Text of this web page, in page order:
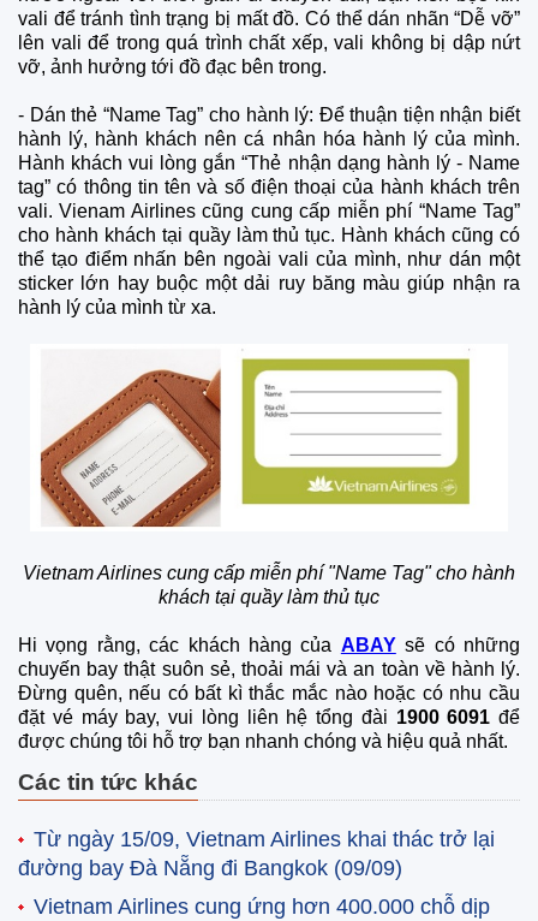
vali để tránh tình trạng bị mất đồ. Có thể dán nhãn “Dễ vỡ”
lên vali để trong quá trình chất xếp, vali không bị dập nứt
vỡ, ảnh hưởng tới đồ đạc bên trong.
- Dán thẻ “Name Tag” cho hành lý: Để thuận tiện nhận biết
hành lý, hành khách nên cá nhân hóa hành lý của mình.
Hành khách vui lòng gắn “Thẻ nhận dạng hành lý - Name
tag” có thông tin tên và số điện thoại của hành khách trên
vali. Vienam Airlines cũng cung cấp miễn phí “Name Tag”
cho hành khách tại quầy làm thủ tục. Hành khách cũng có
thể tạo điểm nhấn bên ngoài vali của mình, như dán một
sticker lớn hay buộc một dải ruy băng màu giúp nhận ra
hành lý của mình từ xa.
Vietnam Airlines cung cấp miễn phí "Name Tag" cho hành
khách tại quầy làm thủ tục
Hi vọng rằng, các khách hàng của ABAYsẽ có những
chuyến bay thật suôn sẻ, thoải mái và an toàn về hành lý.
Đừng quên, nếu có bất kì thắc mắc nào hoặc có nhu cầu
đặt vé máy bay, vui lòng liên hệ tổng đài 1900 6091 để
được chúng tôi hỗ trợ bạn nhanh chóng và hiệu quả nhất.
Các tin tức khác
Từ ngày 15/09, Vietnam Airlines khai thác trở lại
đường bay Đà Nẵng đi Bangkok (09/09)
Vietnam Airlines cung ứng hơn 400.000 chỗ dịp